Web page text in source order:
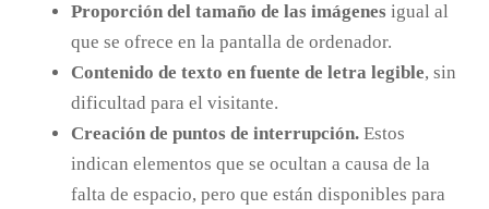
Proporción del tamaño de las imágenes igual al
que se ofrece en la pantalla de ordenador.
Contenido de texto en fuente de letra legible, sin
dificultad para el visitante.
Creación de puntos de interrupción. Estos
indican elementos que se ocultan a causa de la
falta de espacio, pero que están disponibles para